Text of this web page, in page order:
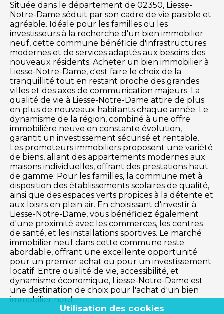
Située dans le département de 02350, Liesse-
Notre-Dame séduit par son cadre de vie paisible et
agréable. Idéale pour les familles ou les
investisseurs à la recherche d'un bien immobilier
neuf, cette commune bénéficie d'infrastructures
modernes et de services adaptés aux besoins des
nouveaux résidents. Acheter un bien immobilier à
Liesse-Notre-Dame, c'est faire le choix de la
tranquillité tout en restant proche des grandes
villes et des axes de communication majeurs. La
qualité de vie à Liesse-Notre-Dame attire de plus
en plus de nouveaux habitants chaque année. Le
dynamisme de la région, combiné à une offre
immobilière neuve en constante évolution,
garantit un investissement sécurisé et rentable.
Les promoteurs immobiliers proposent une variété
de biens, allant des appartements modernes aux
maisons individuelles, offrant des prestations haut
de gamme. Pour les familles, la commune met à
disposition des établissements scolaires de qualité,
ainsi que des espaces verts propices à la détente et
aux loisirs en plein air. En choisissant d'investir à
Liesse-Notre-Dame, vous bénéficiez également
d'une proximité avec les commerces, les centres
de santé, et les installations sportives. Le marché
immobilier neuf dans cette commune reste
abordable, offrant une excellente opportunité
pour un premier achat ou pour un investissement
locatif. Entre qualité de vie, accessibilité, et
dynamisme économique, Liesse-Notre-Dame est
une destination de choix pour l'achat d'un bien
immobilier neuf.
Utilisation des cookies